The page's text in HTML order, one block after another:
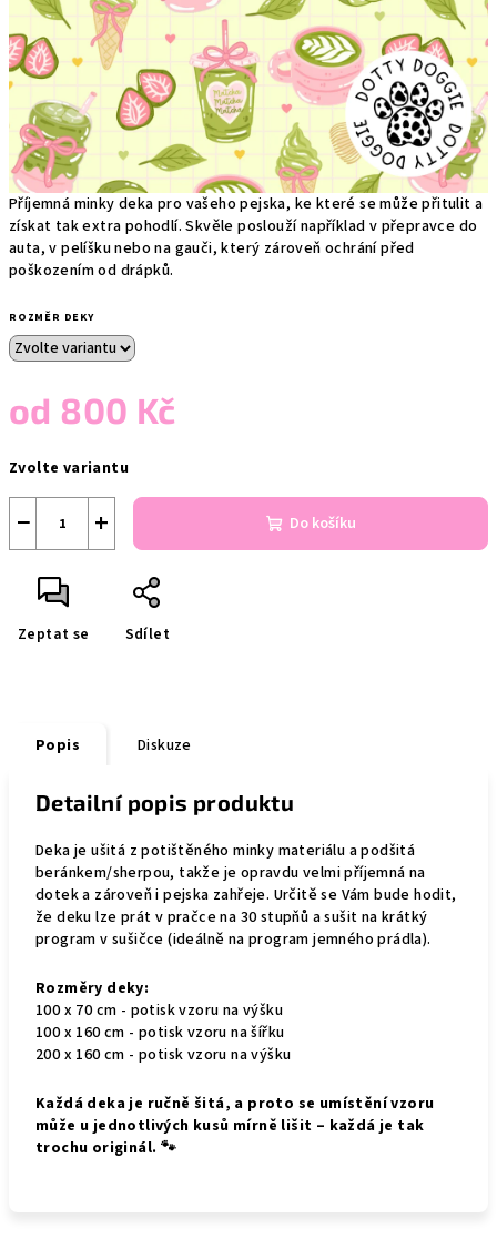
Příjemná minky deka pro vašeho pejska, ke které se může přitulit a
získat tak extra pohodlí. Skvěle poslouží například v přepravce do
auta, v pelíšku nebo na gauči, který zároveň ochrání před
poškozením od drápků.
ROZMĚR DEKY
od 800 Kč
cena:
Zvolte variantu
+
− Do košíku
Zeptat se Sdílet
Popis Diskuze
Detailní popis produktu
Deka je ušitá z potištěného minky materiálu a podšitá
beránkem/sherpou, takže je opravdu velmi příjemná na
dotek a zároveň i pejska zahřeje. Určitě se Vám bude hodit,
že deku lze prát v pračce na 30 stupňů a sušit na krátký
program v sušičce (ideálně na program jemného prádla).
Rozměry deky:
100 x 70 cm - potisk vzoru na výšku
100 x 160 cm - potisk vzoru na šířku
200 x 160 cm - potisk vzoru na výšku
Každá deka je ručně šitá, a proto se umístění vzoru
může u jednotlivých kusů mírně lišit – každá je tak
trochu originál. 🐾